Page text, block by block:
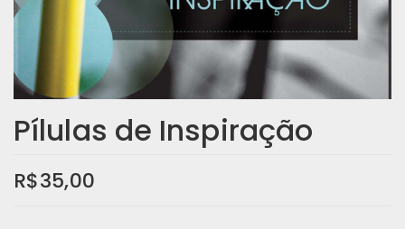
Pílulas de Inspiração
R$35,00